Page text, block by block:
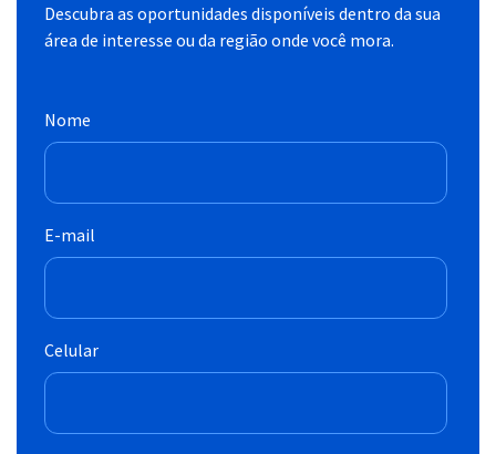
Descubra as oportunidades disponíveis dentro da sua
área de interesse ou da região onde você mora.
Nome
E-mail
Celular